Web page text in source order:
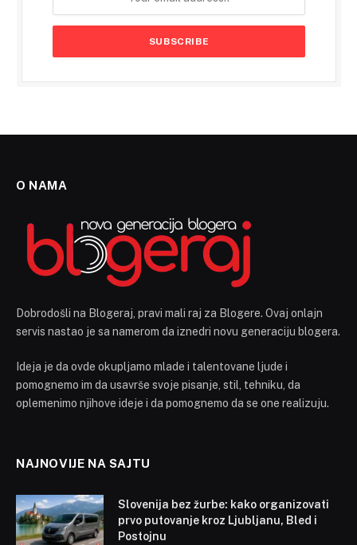
O NAMA
Dobrodošli na Blogeraj, pravi mali raj za Blogere. Ovaj onlajn
servis nastao je sa namerom da iznedri novu generaciju blogera.
Ideja je da ovde okupljamo mlade i talentovane ljude i
pomognemo im da usavrše svoje pisanje, stil, tehniku, da
oplemenimo njihove ideje i da pomognemo da se one realizuju.
NAJNOVIJE NA SAJTU
Slovenija bez žurbe: kako organizovati
prvo putovanje kroz Ljubljanu, Bled i
Postojnu